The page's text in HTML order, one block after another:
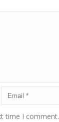
time I comment.